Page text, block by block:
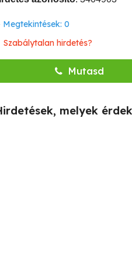
Megtekintések: 0
Szabálytalan hirdetés?
Mutasd
melyek